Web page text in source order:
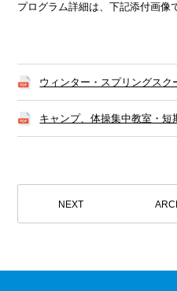
プログラム詳細は、下記添付画像
ウィンター・スプリングス
キャンプ、体操集中教室・短
NEXT